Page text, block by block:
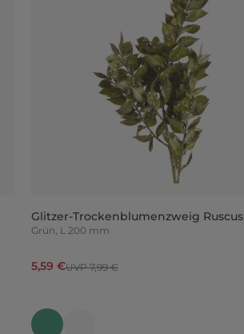
Glitzer-Trockenblumenzweig Ruscus
Grün, L 200 mm
5,59 €UVP 7,99 €